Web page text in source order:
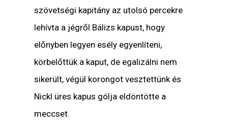
szövetségi kapitány az utolsó percekre
lehívta a jégről Bálizs kapust, hogy
előnyben legyen esély egyenlíteni,
körbelőttük a kaput, de egalizálni nem
sikerült, végül korongot vesztettünk és
Nickl üres kapus gólja eldöntötte a
meccset.